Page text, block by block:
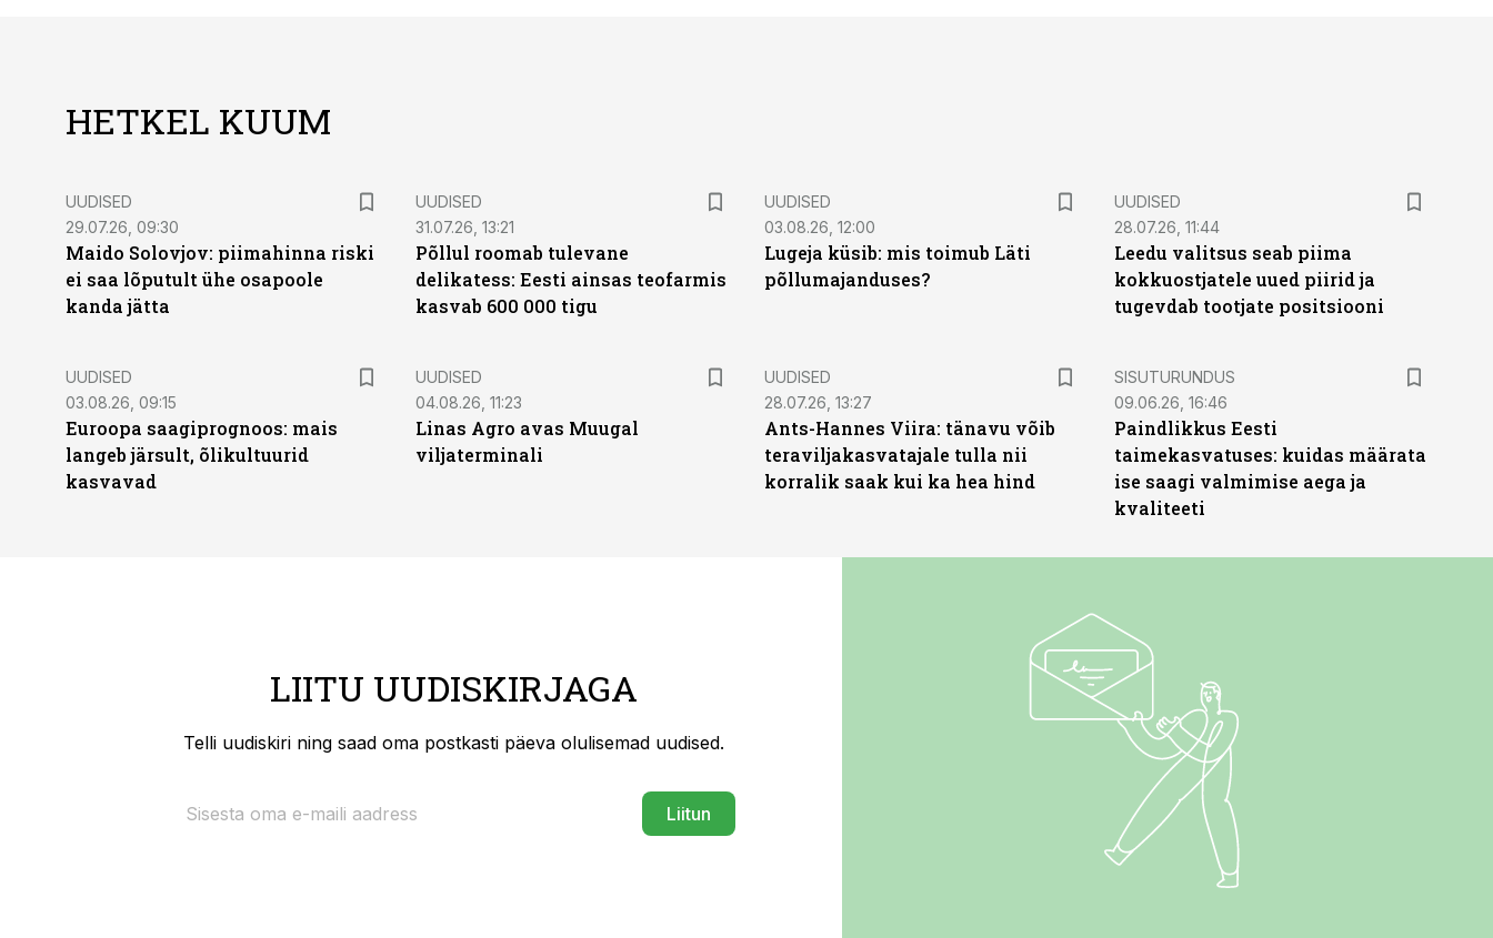
HETKEL KUUM
UUDISED
29.07.26, 09:30
Maido Solovjov: piimahinna riski
ei saa lõputult ühe osapoole
kanda jätta
UUDISED
31.07.26, 13:21
Põllul roomab tulevane
delikatess: Eesti ainsas teofarmis
kasvab 600 000 tigu
UUDISED
03.08.26, 12:00
Lugeja küsib: mis toimub Läti
põllumajanduses?
UUDISED
28.07.26, 11:44
Leedu valitsus seab piima
kokkuostjatele uued piirid ja
tugevdab tootjate positsiooni
UUDISED
03.08.26, 09:15
Euroopa saagiprognoos: mais
langeb järsult, õlikultuurid
kasvavad
UUDISED
04.08.26, 11:23
Linas Agro avas Muugal
viljaterminali
UUDISED
28.07.26, 13:27
Ants-Hannes Viira: tänavu võib
teraviljakasvatajale tulla nii
korralik saak kui ka hea hind
ST
SISUTURUNDUS
09.06.26, 16:46
Paindlikkus Eesti
taimekasvatuses: kuidas määrata
ise saagi valmimise aega ja
kvaliteeti
LIITU UUDISKIRJAGA
Telli uudiskiri ning saad oma postkasti päeva olulisemad uudised.
Liitun